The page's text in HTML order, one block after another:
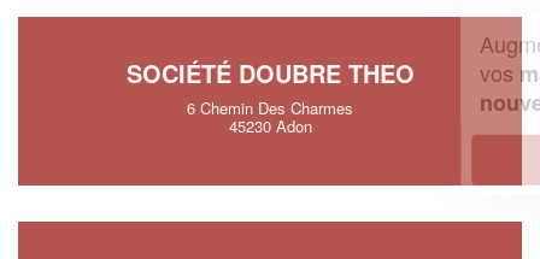
SOCIÉTÉ DOUBRE THEO
6 Chemin Des Charmes
45230 Adon
chiffre d'affaireset
vosmargestout en gagnant de
nouveaux clients!